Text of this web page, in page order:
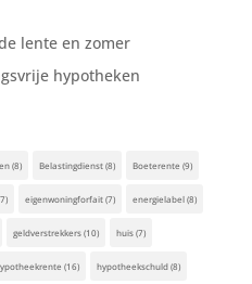
lente en zomer
hypotheken
(8) Belastingdienst(8) Boeterente (9)
eigenwoningforfait(7) energielabel(8)
geldverstrekkers(10) huis(7)
(16) hypotheekschuld(8)